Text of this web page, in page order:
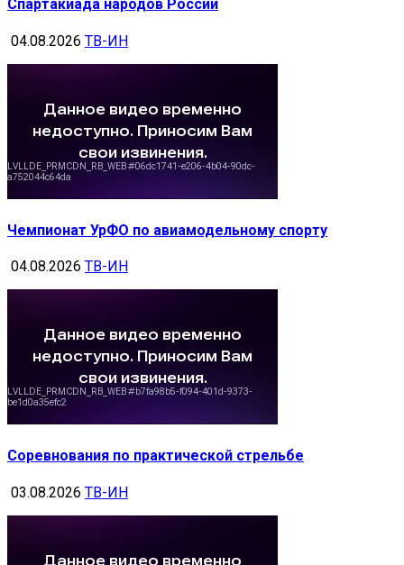
Спартакиада народов России
04.08.2026 ТВ-ИН
Чемпионат УрФО по авиамодельному спорту
04.08.2026 ТВ-ИН
Соревнования по практической стрельбе
03.08.2026 ТВ-ИН